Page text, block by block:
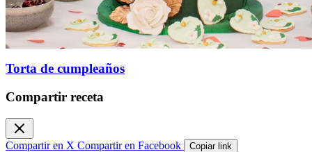
Torta de cumpleaños
Compartir receta
Compartir en X Compartir en Facebook Copiar link